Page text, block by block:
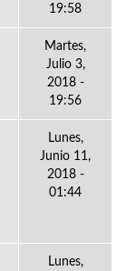
19:58
Martes,
Julio 3,
2018 -
19:56
Lunes,
Junio 11,
2018 -
01:44
Lunes,